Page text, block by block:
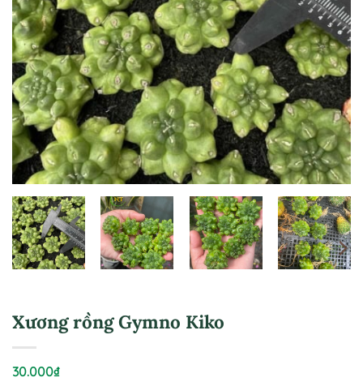
Xương rồng Gymno Kiko
30.000₫